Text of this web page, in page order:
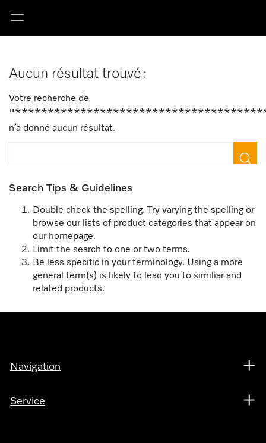
Aucun résultat trouvé :
Votre recherche de
n’a donné aucun résultat.
Search Tips & Guidelines
Double check the spelling. Try varying the spelling or
browse our lists of product categories that appear on
our homepage.
Limit the search to one or two terms.
Be less specific in your terminology. Using a more
general term(s) is likely to lead you to similiar and
related products.
Navigation
Service